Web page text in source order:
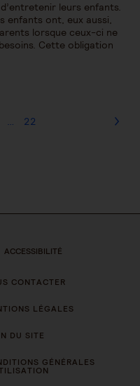
leurs enfants.
enfants ont, eux aussi,
lorsque ceux-ci ne
Cette obligation
… 22
ACCESSIBILITÉ
CONTACTER
LÉGALES
DU SITE
GÉNÉRALES